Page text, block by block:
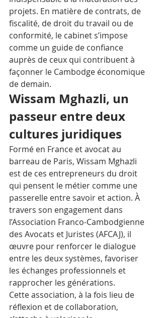
projets. En matière de contrats, de
fiscalité, de droit du travail ou de
conformité, le cabinet s’impose
comme un guide de confiance
auprès de ceux qui contribuent à
façonner le Cambodge économique
de demain.
Wissam Mghazli, un
passeur entre deux
cultures juridiques
Formé en France et avocat au
barreau de Paris, Wissam Mghazli
est de ces entrepreneurs du droit
qui pensent le métier comme une
passerelle entre savoir et action. À
travers son engagement dans
l’Association Franco-Cambodgienne
des Avocats et Juristes (AFCAJ), il
œuvre pour renforcer le dialogue
entre les deux systèmes, favoriser
les échanges professionnels et
rapprocher les générations.
Cette association, à la fois lieu de
réflexion et de collaboration,